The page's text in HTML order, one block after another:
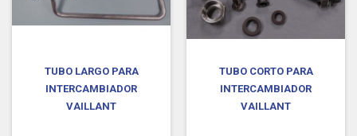
TUBO LARGO PARA
INTERCAMBIADOR
VAILLANT
TUBO CORTO PARA
INTERCAMBIADOR
VAILLANT